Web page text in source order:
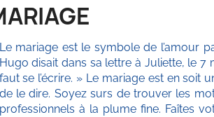
mariage est le symbole de l’amour
disait dans sa lettre à Juliette, le 7
se l’écrire. » Le mariage est en soit
le dire. Soyez surs de trouver les
à la plume fine. Faîtes